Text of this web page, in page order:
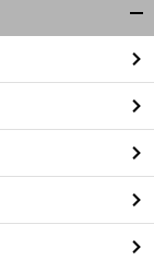
閉
る